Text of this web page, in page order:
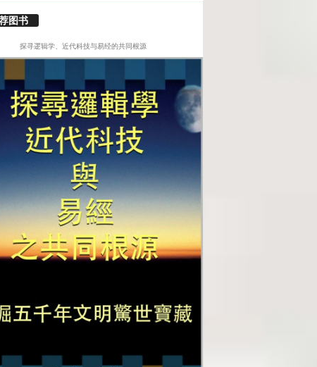
图书
探寻逻辑学、近代科技与易经的共同根源